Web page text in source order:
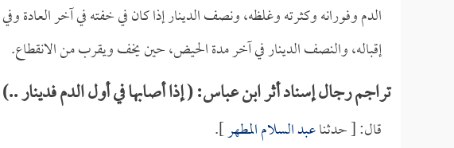
الدم وفورانه وكثرته وغلظه، ونصف الدينار إذا كان في خفته في آخر العادة
إقباله، والنصف الدينار في آخر مدة الحيض، حين يخف ويقرب من الانقطاع.
تراجم رجال إسناد أثر ابن عباس: ( إذا أصابها في أول الدم فدينار ..)
قال: [ حدثناعبد السلام المطهر].